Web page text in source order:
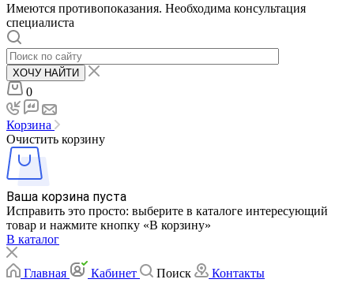
Имеются противопоказания. Необходима консультация
специалиста
ХОЧУ НАЙТИ
0
Корзина
Очистить корзину
Ваша корзина пуста
Исправить это просто: выберите в каталоге интересующий
товар и нажмите кнопку «В корзину»
В каталог
Главная Кабинет Поиск Контакты